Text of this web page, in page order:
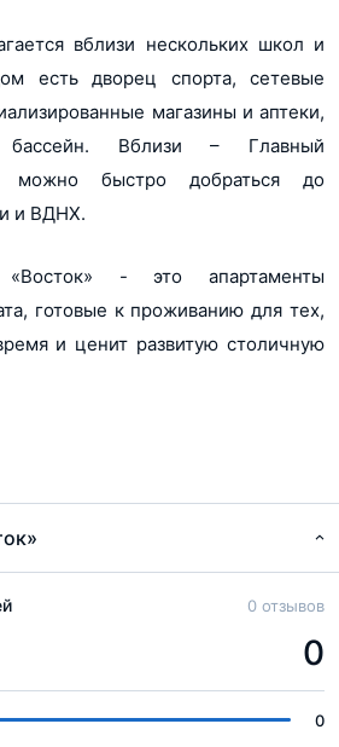
вблизи нескольких школ и
есть дворец спорта, сетевые
магазины и аптеки,
бассейн. Вблизи – Главный
можно быстро добраться до
и ВДНХ.
- это апартаменты
готовые к проживанию для тех,
и ценит развитую столичную
0 отзывов
0
0